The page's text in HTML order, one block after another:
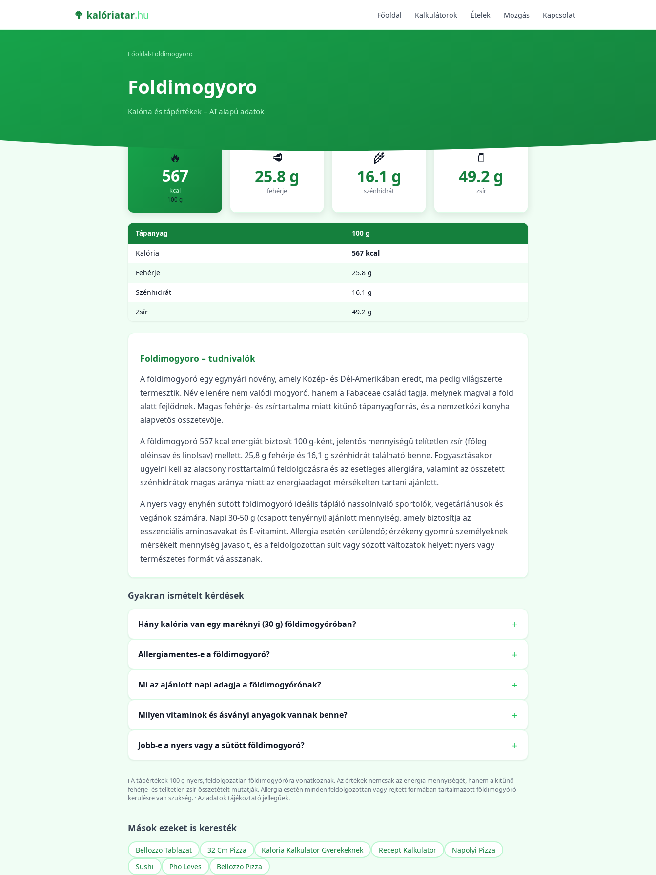
🥦 kalóriatar.hu Főoldal Kalkulátorok Ételek Mozgás Kapcsolat
Főoldal›Foldimogyoro
Foldimogyoro
Kalória és tápértékek – AI alapú adatok
🔥
567
kcal
100 g
🥩
25.8 g
fehérje
🌾
16.1 g
szénhidrát
🫙
49.2 g
zsír
Tápanyag 100 g
Kalória 567 kcal
Fehérje 25.8 g
Szénhidrát 16.1 g
Zsír 49.2 g
Foldimogyoro – tudnivalók
A földimogyoró egy egynyári növény, amely Közép- és Dél-Amerikában eredt, ma pedig világszerte
termesztik. Név ellenére nem valódi mogyoró, hanem a Fabaceae család tagja, melynek magvai a föld
alatt fejlődnek. Magas fehérje- és zsírtartalma miatt kitűnő tápanyagforrás, és a nemzetközi konyha
alapvetős összetevője.
A földimogyoró 567 kcal energiát biztosít 100 g-ként, jelentős mennyiségű telítetlen zsír (főleg
oléinsav és linolsav) mellett. 25,8 g fehérje és 16,1 g szénhidrát található benne. Fogyasztásakor
ügyelni kell az alacsony rosttartalmú feldolgozásra és az esetleges allergiára, valamint az összetett
szénhidrátok magas aránya miatt az energiaadagot mérsékelten tartani ajánlott.
A nyers vagy enyhén sütött földimogyoró ideális tápláló nassolnivaló sportolók, vegetáriánusok és
vegánok számára. Napi 30-50 g (csapott tenyérnyi) ajánlott mennyiség, amely biztosítja az
esszenciális aminosavakat és E-vitamint. Allergia esetén kerülendő; érzékeny gyomrú személyeknek
mérsékelt mennyiség javasolt, és a feldolgozottan sült vagy sózott változatok helyett nyers vagy
természetes formát válasszanak.
Gyakran ismételt kérdések
Hány kalória van egy maréknyi (30 g) földimogyóróban?
Allergiamentes-e a földimogyoró?
Mi az ajánlott napi adagja a földimogyórónak?
Milyen vitaminok és ásványi anyagok vannak benne?
Jobb-e a nyers vagy a sütött földimogyoró?
ℹ️ A tápértékek 100 g nyers, feldolgozatlan földimogyóróra vonatkoznak. Az értékek nemcsak az energia mennyiségét, hanem a kitűnő
fehérje- és telítetlen zsír-összetételt mutatják. Allergia esetén minden feldolgozottan vagy rejtett formában tartalmazott földimogyóró
kerülésre van szükség. · Az adatok tájékoztató jellegűek.
Mások ezeket is keresték
Bellozzo Tablazat 32 Cm Pizza Kaloria Kalkulator Gyerekeknek Recept Kalkulator
Napolyi Pizza
Sushi
Pho Leves Bellozzo Pizza